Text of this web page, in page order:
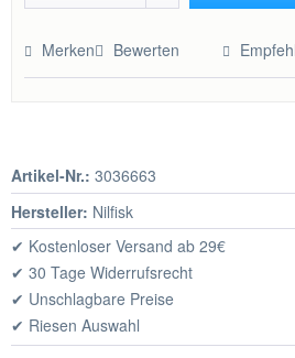
Merken Bewerten
Artikel-Nr.: 3036663
Hersteller: Nilfisk
✔ Kostenloser Versand ab 29€
✔ 30 Tage Widerrufsrecht
✔ Unschlagbare Preise
✔ Riesen Auswahl